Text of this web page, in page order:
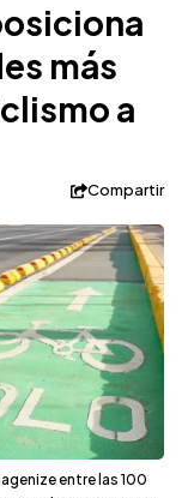
más
a
Compartir
entre las 100